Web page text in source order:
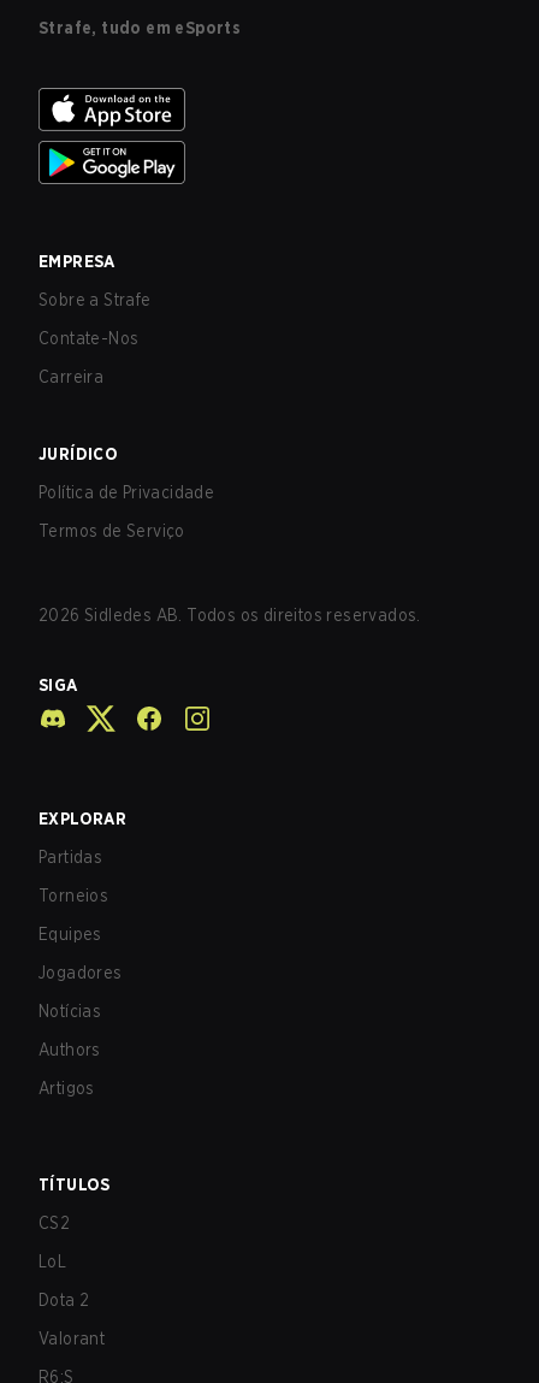
Strafe, tudo em eSports
EMPRESA
Sobre a Strafe
Contate-Nos
Carreira
JURÍDICO
Política de Privacidade
Termos de Serviço
2026 Sidledes AB. Todos os direitos reservados.
SIGA
EXPLORAR
Partidas
Torneios
Equipes
Jogadores
Notícias
Authors
Artigos
TÍTULOS
CS2
LoL
Dota 2
Valorant
R6:S